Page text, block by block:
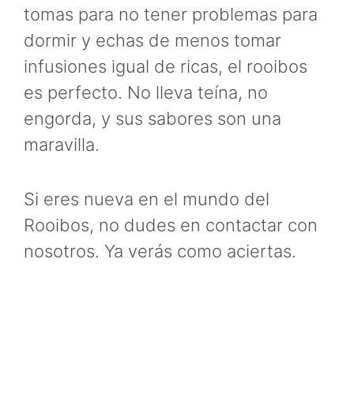
tomas para no tener problemas para
dormir y echas de menos tomar
infusiones igual de ricas, el rooibos
es perfecto. No lleva teína, no
engorda, y sus sabores son una
maravilla.
Si eres nueva en el mundo del
Rooibos, no dudes en contactar con
nosotros. Ya verás como aciertas.